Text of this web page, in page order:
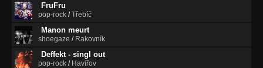
FruFru
pop-rock /Třebíč
Manon meurt
shoegaze / Rakovník
Deffekt - singl out
pop-rock / Havířov